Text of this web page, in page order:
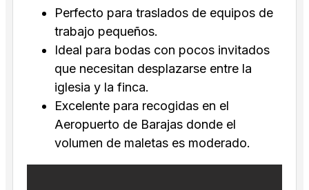
Perfecto para traslados de equipos de
trabajo pequeños.
Ideal para bodas con pocos invitados
que necesitan desplazarse entre la
iglesia y la finca.
Excelente para recogidas en el
Aeropuerto de Barajas donde el
volumen de maletas es moderado.